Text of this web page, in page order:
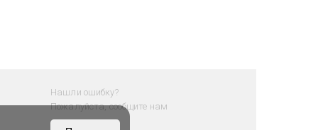
Нашли ошибку?
Пожалуйста, сообщите нам